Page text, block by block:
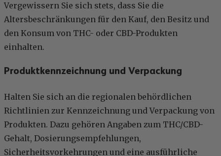
Vergewissern Sie sich stets, dass Sie die
Altersbeschränkungen für den Kauf, den Besitz und
den Konsum von THC- oder CBD-Produkten
einhalten.
Produktkennzeichnung und Verpackung
Halten Sie sich an die regionalen behördlichen
Richtlinien zur Kennzeichnung und Verpackung von
Produkten. Dazu gehören Angaben zum THC/CBD-
Gehalt, Dosierungsempfehlungen,
Sicherheitsvorkehrungen und eine ausführliche